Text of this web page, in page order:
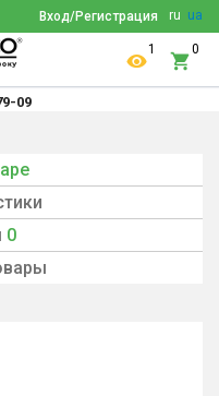
ru ua
Вход/Регистрация
1 0
09
0